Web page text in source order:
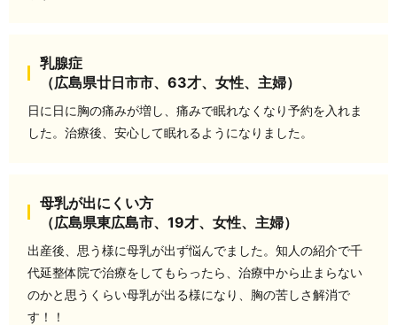
乳腺症
（広島県廿日市市、63才、女性、主婦）
日に日に胸の痛みが増し、痛みで眠れなくなり予約を入れま
した。治療後、安心して眠れるようになりました。
母乳が出にくい方
（広島県東広島市、19才、女性、主婦）
出産後、思う様に母乳が出ず悩んでました。知人の紹介で千
代延整体院で治療をしてもらったら、治療中から止まらない
のかと思うくらい母乳が出る様になり、胸の苦しさ解消で
す！！